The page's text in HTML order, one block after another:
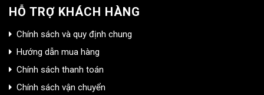
HỖ TRỢ KHÁCH HÀNG
Chính sách và quy định chung
Hướng dẫn mua hàng
Chính sách thanh toán
Chính sách vận chuyển